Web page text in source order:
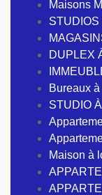
Maisons
DUPLEX
Bureaux
STUDIO
Maison à